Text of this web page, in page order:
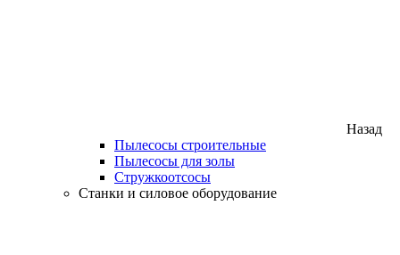
Назад
Пылесосы строительные
Пылесосы для золы
Стружкоотсосы
Станки и силовое оборудование